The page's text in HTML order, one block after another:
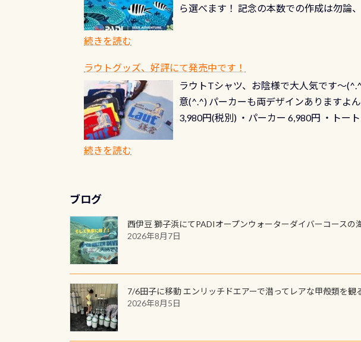
ら選べます！ 記念の本数での作成は勿論
続きを読む
ラウトグッズ、好評にて発売中です！
ラウトTシャツ、お陰様で大人気です～
意(^.^) パーカーも両デザインありますよ
3,980円(税別) ・パーカー 6,980円 ・トー
続きを読む
ブログ
西伊豆 獅子浜にてPADIオープンウォーターダイバーコースの
2026年8月7日
7/6田子に移動 エンリッチドエアーで潜ってレアな甲殻類を観
2026年8月5日